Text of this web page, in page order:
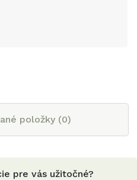
položky (0)
pre vás užitočné?